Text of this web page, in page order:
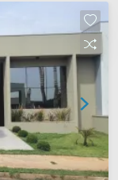
este
de
Boer e
Menos,
sua visita!!